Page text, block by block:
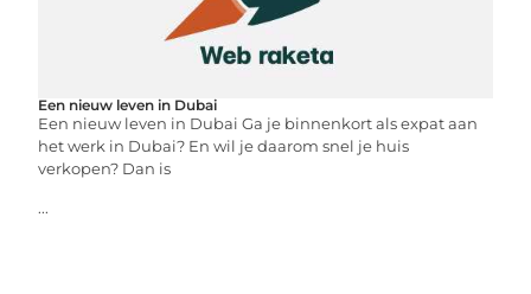
Een nieuw leven in Dubai
Een nieuw leven in Dubai Ga je binnenkort als expat aan
het werk in Dubai? En wil je daarom snel je huis
verkopen? Dan is
...